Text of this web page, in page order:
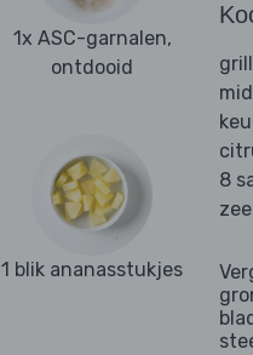
1x ASC-garnalen,
ontdooid
1 blik ananasstukjes
8